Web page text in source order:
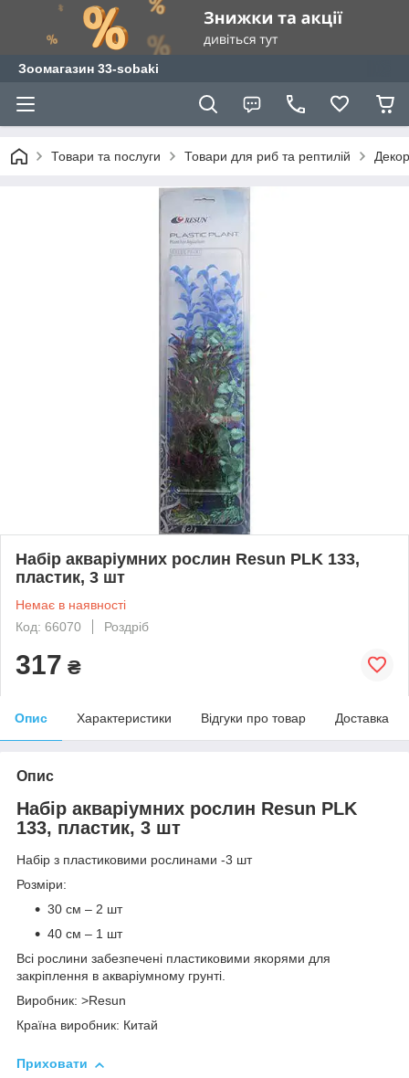
Зоомагазин 33-sobaki
Товари та послуги Товари для риб та рептилій
Набір акваріумних рослин Resun PLK 133,
пластик, 3 шт
Немає в наявності
Код: 66070
Роздріб
317 ₴
Опис Характеристики Відгуки про товар Доставка
Опис
Набір акваріумних рослин Resun PLK
133, пластик, 3 шт
Набір з пластиковими рослинами -3 шт
Розміри:
30 см – 2 шт
40 см – 1 шт
Всі рослини забезпечені пластиковими якорями для
закріплення в акваріумному грунті.
Виробник: >Resun
Країна виробник: Китай
Приховати